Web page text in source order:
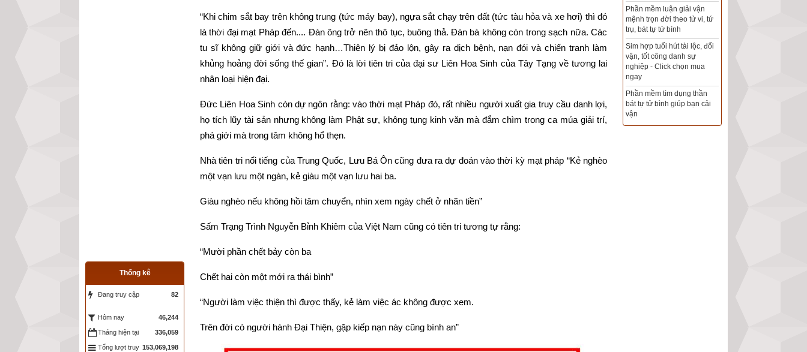
“Khi chim sắt bay trên không trung (tức máy bay), ngựa sắt chạy trên đất (tức tàu hỏa và xe hơi) thì đó
là thời đại mạt Pháp đến.... Đàn ông trở nên thô tục, buông thả. Đàn bà không còn trong sạch nữa. Các
tu sĩ không giữ giới và đức hạnh…Thiên lý bị đảo lộn, gây ra dịch bệnh, nạn đói và chiến tranh làm
khủng hoảng đời sống thế gian”. Đó là lời tiên tri của đại sư Liên Hoa Sinh của Tây Tạng về tương lai
nhân loại hiện đại.
Đức Liên Hoa Sinh còn dự ngôn rằng: vào thời mạt Pháp đó, rất nhiều người xuất gia truy cầu danh lợi,
họ tích lũy tài sản nhưng không làm Phật sự, không tụng kinh văn mà đắm chìm trong ca múa giải trí,
phá giới mà trong tâm không hổ thẹn.
Nhà tiên tri nổi tiếng của Trung Quốc, Lưu Bá Ôn cũng đưa ra dự đoán vào thời kỳ mạt pháp “Kẻ nghèo
một vạn lưu một ngàn, kẻ giàu một vạn lưu hai ba.
Giàu nghèo nếu không hồi tâm chuyển, nhìn xem ngày chết ở nhãn tiền”
Sấm Trạng Trình Nguyễn Bỉnh Khiêm của Việt Nam cũng có tiên tri tương tự rằng:
“Mười phần chết bảy còn ba
Chết hai còn một mới ra thái bình”
“Người làm việc thiện thì được thấy, kẻ làm việc ác không được xem.
Trên đời có người hành Đại Thiện, gặp kiếp nạn này cũng bình an”
chính xác nhất
Mua sim Thần tài, Thần tài
theo bạn! Giao sim miễn phí
Xem ngày đẹp - chọn ngày
tốt khởi sự theo kinh dịch
chính xác nhất
Tổng Kho Sim Năm sinh 0x -
9x - 8x -7x -6x giá rẻ nhất thị
trường - Click xem ngay
Thống kê
Đang truy cập 82
Hôm nay 46,244
Tháng hiện tại 336,059
Tổng lượt truy 153,069,198